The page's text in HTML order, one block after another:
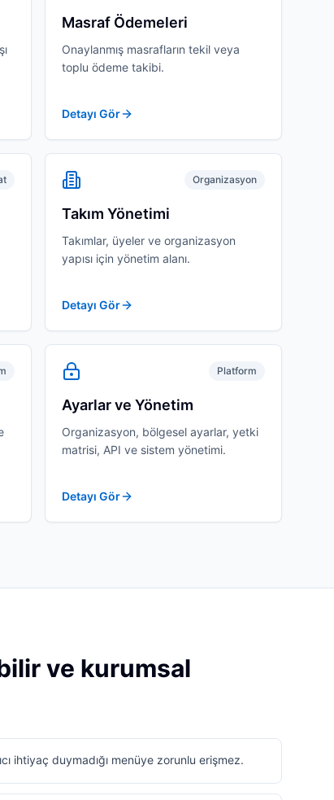
Masraf Ödemeleri
Onaylanmış masrafların tekil veya
toplu ödeme takibi.
Detayı Gör
Organizasyon
Takım Yönetimi
Takımlar, üyeler ve organizasyon
yapısı için yönetim alanı.
Detayı Gör
Platform
Ayarlar ve Yönetim
Organizasyon, bölgesel ayarlar, yetki
matrisi, API ve sistem yönetimi.
Detayı Gör
ve kurumsal
ihtiyaç duymadığı menüye zorunlu erişmez.